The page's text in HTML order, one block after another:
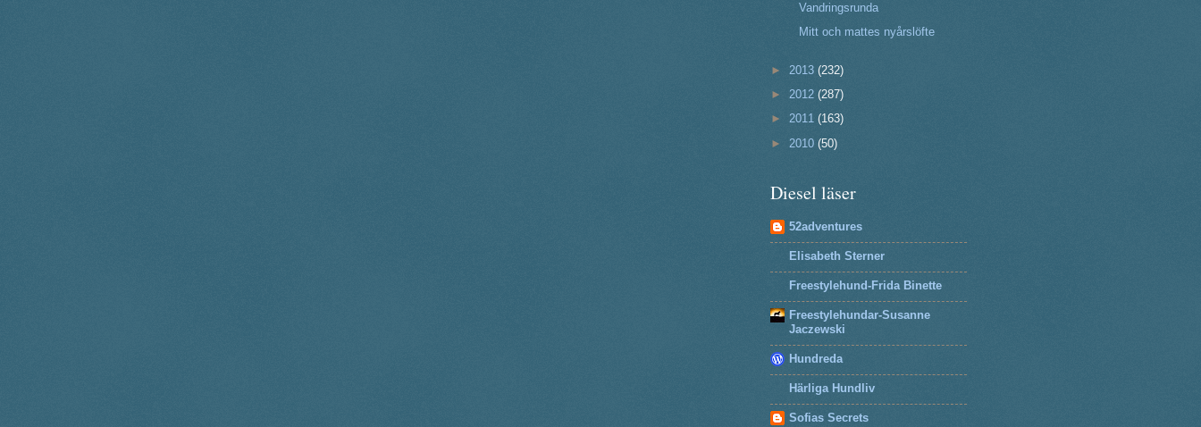
Vandringsrunda
Mitt och mattes nyårslöfte
► 2013 (232)
► 2012 (287)
► 2011 (163)
► 2010 (50)
Diesel läser
52adventures
Elisabeth Sterner
Freestylehund-Frida Binette
Freestylehundar-Susanne
Jaczewski
Hundreda
Härliga Hundliv
Sofias Secrets